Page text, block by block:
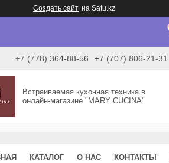
Создать сайт на Satu.kz
+7 (778) 364-88-56 +7 (707) 806-21-31
Встраиваемая кухонная техника в
онлайн-магазине "MARY CUCINA"
КАТАЛОГ О НАС КОНТАКТЫ